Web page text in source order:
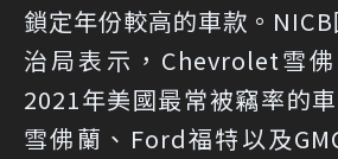
鎖定年份較高的車款。
治局表示，Chevrolet雪
2021年美國最常被竊率的
雪佛蘭、Ford福特以及